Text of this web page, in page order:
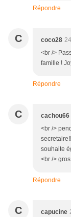
Répondre
C coco28
<br />
famille !
Répondre
C cachou66
<br />
souhaite
<br />
Répondre
C capucine